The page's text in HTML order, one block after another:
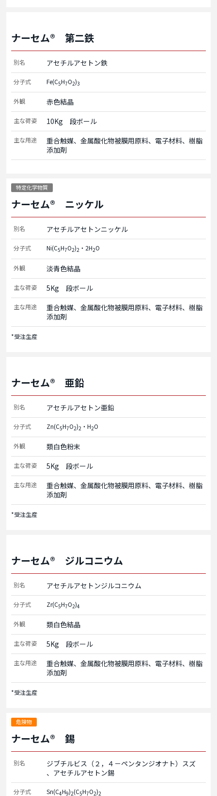
ナーセム® 第二鉄
別名 アセチルアセトン鉄
分子式 Fe(C5H7O2)3
外観 赤色結晶
主な荷姿 10Kg　段ボール
主な用途
重合触媒、金属酸化物被膜用原料、電子材料、樹脂
添加剤
特定化学物質
ナーセム® ニッケル
別名 アセチルアセトンニッケル
分子式 Ni(C5H7O2)2 ・2H2O
外観 淡青色結晶
主な荷姿 5Kg　段ボール
主な用途
重合触媒、金属酸化物被膜用原料、電子材料、樹脂
添加剤
*受注生産
ナーセム® 亜鉛
別名 アセチルアセトン亜鉛
分子式 Zn(C5H7O2)2 ・H2O
外観 類白色粉末
主な荷姿 5Kg　段ボール
主な用途
重合触媒、金属酸化物被膜用原料、電子材料、樹脂
添加剤
*受注生産
ナーセム® ジルコニウム
別名 アセチルアセトンジルコニウム
分子式 Zr(C5H7O2)4
外観 類白色結晶
主な荷姿 5Kg　段ボール
主な用途
重合触媒、金属酸化物被膜用原料、電子材料、樹脂
添加剤
*受注生産
危険物
ナーセム® 錫
別名
ジブチルビス（２，４－ペンタンジオナト）スズ
アセチルアセトン錫
分子式 Sn(C4H9)2(C5H7O2)2